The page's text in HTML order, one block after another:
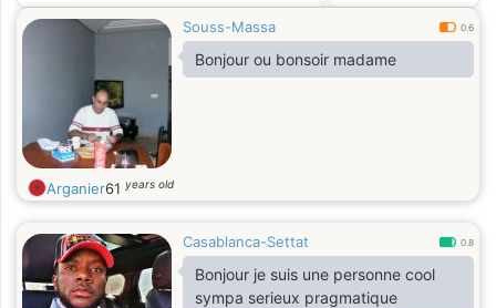
💖 Souss-Massa 0.6
Bonjour ou bonsoir madame
Arganier61 years old
Casablanca-Settat 0.8
Bonjour je suis une personne cool
sympa serieux pragmatique